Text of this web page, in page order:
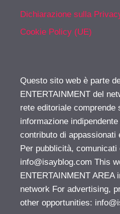
Dichiarazione sulla
Cookie Policy (UE)
Questo sito web è parte
ENTERTAINMENT del
rete editoriale comprende
informazione
contributo di appassionati
Per pubblicità, comunicati
info@isayblog.com This
ENTERTAINMENT AREA
network For advertising,
other opportunities: